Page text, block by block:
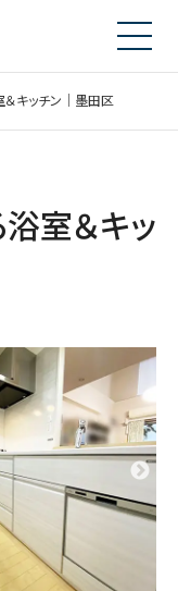
＆キッチン｜墨田区
室＆キッ